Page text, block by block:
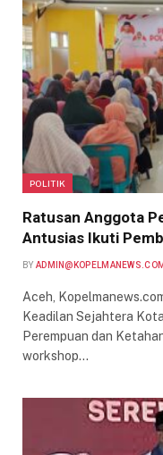
POLITIK
Ratusan Anggota
Antusias Ikuti
BY ADMIN@KOPELMANEWS.COM
Aceh,
Keadilan Sejahtera
Perempuan dan
workshop…